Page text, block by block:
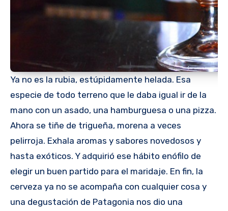
Ya no es la rubia, estúpidamente helada. Esa
especie de todo terreno que le daba igual ir de la
mano con un asado, una hamburguesa o una pizza.
Ahora se tiñe de trigueña, morena a veces
pelirroja. Exhala aromas y sabores novedosos y
hasta exóticos. Y adquirió ese hábito enófilo de
elegir un buen partido para el maridaje. En fin, la
cerveza ya no se acompaña con cualquier cosa y
una degustación de Patagonia nos dio una